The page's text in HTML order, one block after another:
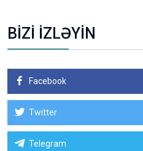
BİZİ İZLƏYİN
Facebook
Twitter
Telegram